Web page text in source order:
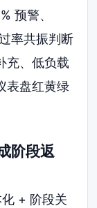
预警、
率共振判断
充、低负载
表盘红黄绿
阶段返
+ 阶段关